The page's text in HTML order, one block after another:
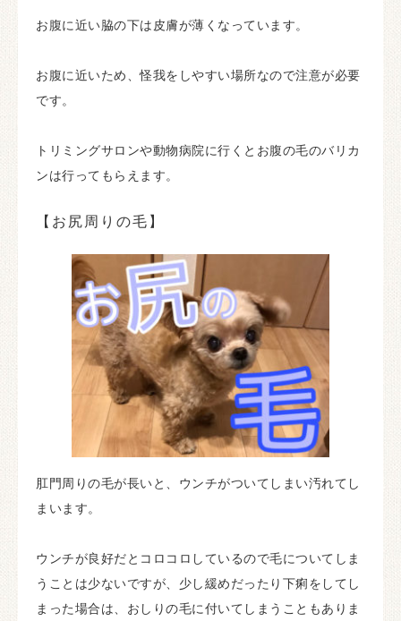
お腹に近い脇の下は皮膚が薄くなっています。
お腹に近いため、怪我をしやすい場所なので注意が必要
です。
トリミングサロンや動物病院に行くとお腹の毛のバリカ
ンは行ってもらえます。
【お尻周りの毛】
肛門周りの毛が長いと、ウンチがついてしまい汚れてし
まいます。
ウンチが良好だとコロコロしているので毛についてしま
うことは少ないですが、少し緩めだったり下痢をしてし
まった場合は、おしりの毛に付いてしまうこともありま